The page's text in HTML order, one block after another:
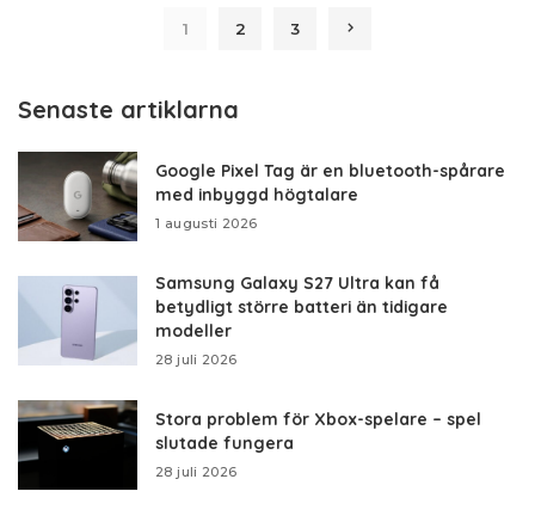
1 2 3
Senaste artiklarna
Google Pixel Tag är en bluetooth-spårare
med inbyggd högtalare
1 augusti 2026
Samsung Galaxy S27 Ultra kan få
betydligt större batteri än tidigare
modeller
28 juli 2026
Stora problem för Xbox-spelare – spel
slutade fungera
28 juli 2026